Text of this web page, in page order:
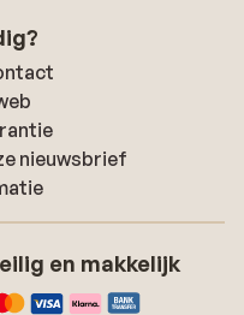
nieuwsbrief
en makkelijk